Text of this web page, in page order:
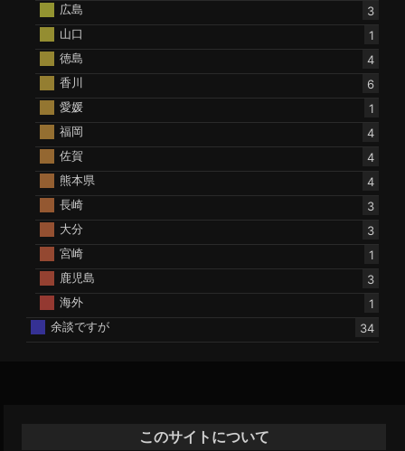
広島
3
山口
1
徳島
4
香川
6
愛媛
1
福岡
4
佐賀
4
熊本県
4
長崎
3
大分
3
宮崎
1
鹿児島
3
海外
1
余談ですが
34
このサイトについて